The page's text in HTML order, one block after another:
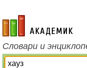
academic.ru
Словари и